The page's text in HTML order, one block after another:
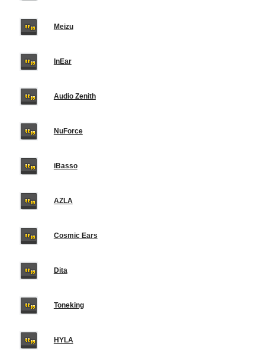
Meizu
InEar
Audio Zenith
NuForce
iBasso
AZLA
Cosmic Ears
Dita
Toneking
HYLA